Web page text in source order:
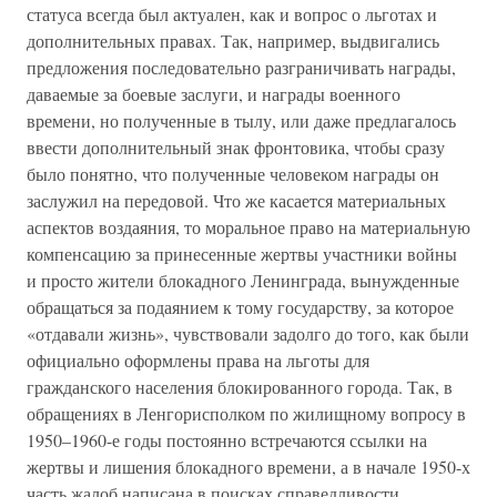
статуса всегда был актуален, как и вопрос о льготах и
дополнительных правах. Так, например, выдвигались
предложения последовательно разграничивать награды,
даваемые за боевые заслуги, и награды военного
времени, но полученные в тылу, или даже предлагалось
ввести дополнительный знак фронтовика, чтобы сразу
было понятно, что полученные человеком награды он
заслужил на передовой. Что же касается материальных
аспектов воздаяния, то моральное право на материальную
компенсацию за принесенные жертвы участники войны
и просто жители блокадного Ленинграда, вынужденные
обращаться за подаянием к тому государству, за которое
«отдавали жизнь», чувствовали задолго до того, как были
официально оформлены права на льготы для
гражданского населения блокированного города. Так, в
обращениях в Ленгорисполком по жилищному вопросу в
1950–1960-е годы постоянно встречаются ссылки на
жертвы и лишения блокадного времени, а в начале 1950-х